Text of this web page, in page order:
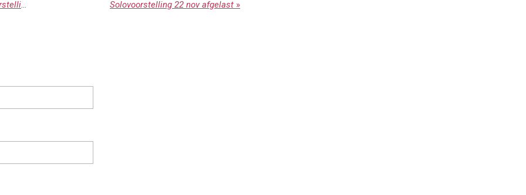
Marjolijn speelt in nieuwe kerstvoorstelling Solovoorstelling 22 nov afgelast »